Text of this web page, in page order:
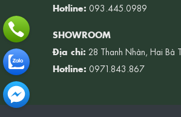
Hotline: 093.445.0989
SHOWROOM
Địa chỉ: 28 Thanh Nhàn, Hai Bà
Hotline: 0971.843.867